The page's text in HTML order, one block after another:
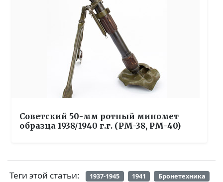
Советский 50-мм ротный миномет
образца 1938/1940 г.г. (РМ-38, РМ-40)
Теги этой статьи: 1937-1945 1941
Бронетехника